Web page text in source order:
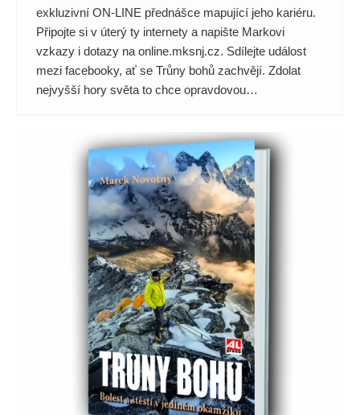
exkluzivní ON-LINE přednášce mapující jeho kariéru.
Připojte si v úterý ty internety a napište Markovi
vzkazy i dotazy na online.mksnj.cz. Sdílejte událost
mezi facebooky, ať se Trůny bohů zachvějí. Zdolat
nejvyšší hory světa to chce opravdovou…